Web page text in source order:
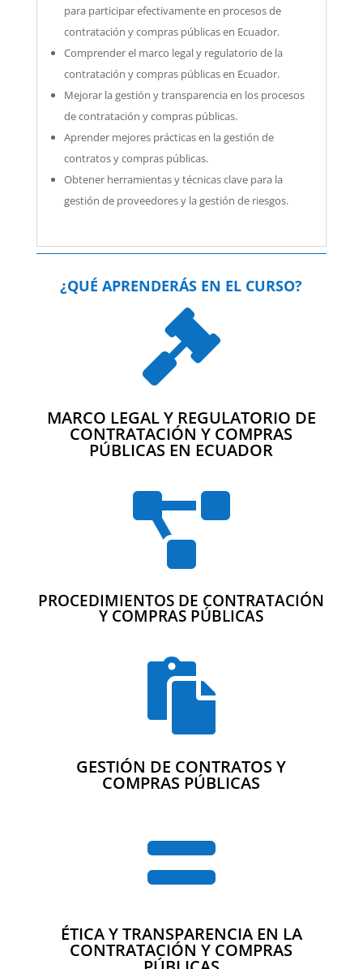
para participar efectivamente en procesos de
contratación y compras públicas en Ecuador.
Comprender el marco legal y regulatorio de la
contratación y compras públicas en Ecuador.
Mejorar la gestión y transparencia en los procesos
de contratación y compras públicas.
Aprender mejores prácticas en la gestión de
contratos y compras públicas.
Obtener herramientas y técnicas clave para la
gestión de proveedores y la gestión de riesgos.
¿QUÉ APRENDERÁS EN EL CURSO?

MARCO LEGAL Y REGULATORIO DE
CONTRATACIÓN Y COMPRAS
PÚBLICAS EN ECUADOR

PROCEDIMIENTOS DE CONTRATACIÓN
Y COMPRAS PÚBLICAS

GESTIÓN DE CONTRATOS Y
COMPRAS PÚBLICAS

ÉTICA Y TRANSPARENCIA EN LA
CONTRATACIÓN Y COMPRAS